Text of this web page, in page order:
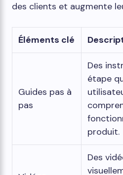
des clients et augmente
Éléments clé
Guides pas à
pas
Des
étape
produit.
Des